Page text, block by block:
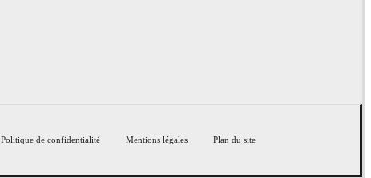
Politique de confidentialité Mentions légales Plan du site